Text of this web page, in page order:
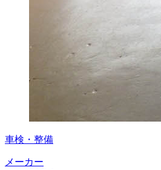
車検・整備
メーカー